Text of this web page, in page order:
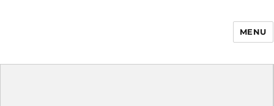
Enfance Made in
MENU